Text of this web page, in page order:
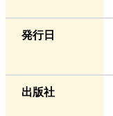
発行日
出版社